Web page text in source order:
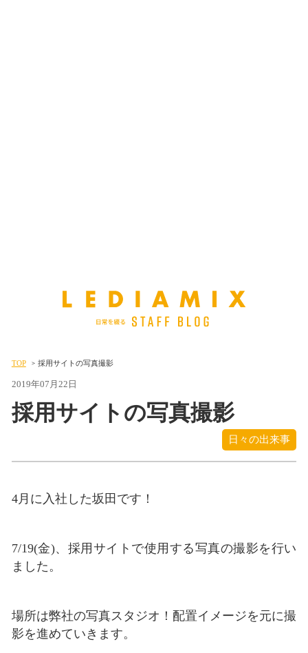
TOP 採用サイトの写真撮影
2019年07月22日
採用サイトの写真撮影
日々の出来事
4月に入社した坂田です！
7/19(金)、採用サイトで使用する写真の撮影を行い
ました。
場所は弊社の写真スタジオ！配置イメージを元に撮
影を進めていきます。